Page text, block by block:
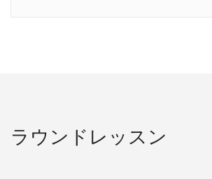
ラウンドレッスン